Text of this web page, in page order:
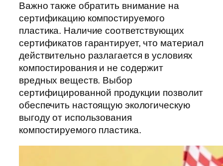
Важно также обратить внимание на
сертификацию компостируемого
пластика. Наличие соответствующих
сертификатов гарантирует, что материал
действительно разлагается в условиях
компостирования и не содержит
вредных веществ. Выбор
сертифицированной продукции позволит
обеспечить настоящую экологическую
выгоду от использования
компостируемого пластика.